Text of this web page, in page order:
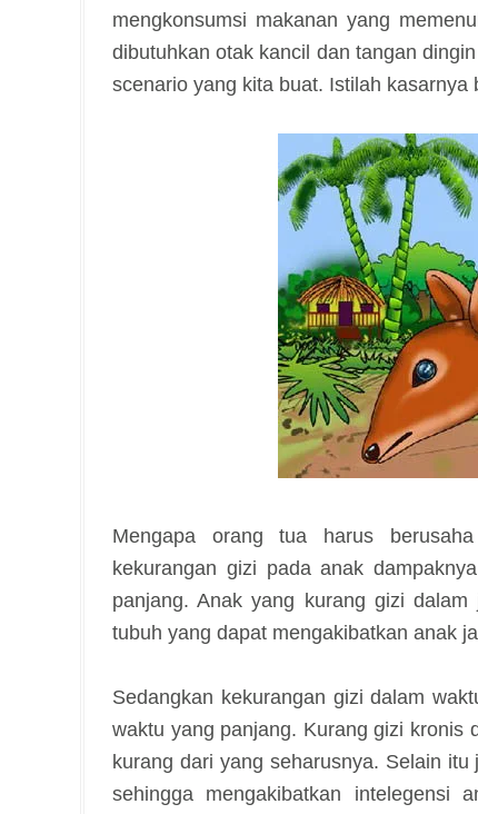
mengkonsumsi makanan yang
dibutuhkan otak kancil dan tangan
scenario yang kita buat. Istilah
Mengapa orang tua harus
kekurangan gizi pada anak
panjang. Anak yang kurang gizi
tubuh yang dapat mengakibatkan anak
Sedangkan kekurangan gizi dalam
waktu yang panjang. Kurang gizi kronis
kurang dari yang seharusnya. Selain
sehingga mengakibatkan intelegensi